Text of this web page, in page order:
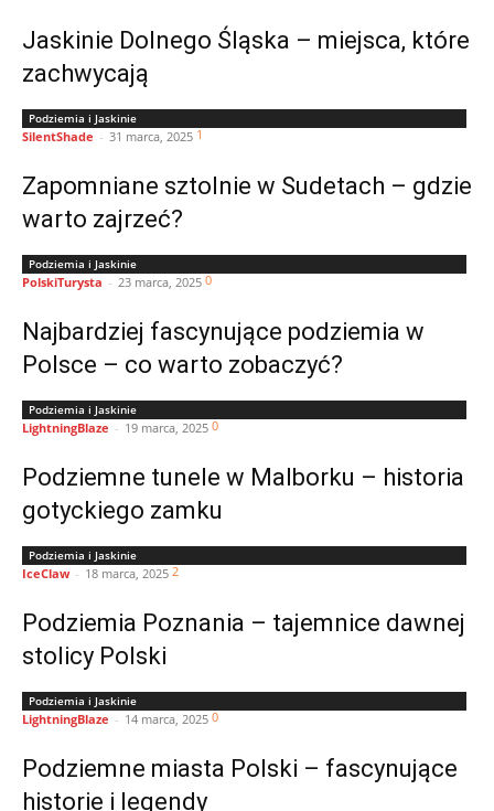
Jaskinie Dolnego Śląska – miejsca, które
zachwycają
Podziemia i Jaskinie
SilentShade - 31 marca, 2025 1
Zapomniane sztolnie w Sudetach – gdzie
warto zajrzeć?
Podziemia i Jaskinie
PolskiTurysta - 23 marca, 2025 0
Najbardziej fascynujące podziemia w
Polsce – co warto zobaczyć?
Podziemia i Jaskinie
LightningBlaze - 19 marca, 2025 0
Podziemne tunele w Malborku – historia
gotyckiego zamku
Podziemia i Jaskinie
IceClaw - 18 marca, 2025 2
Podziemia Poznania – tajemnice dawnej
stolicy Polski
Podziemia i Jaskinie
LightningBlaze - 14 marca, 2025 0
Podziemne miasta Polski – fascynujące
historie i legendy